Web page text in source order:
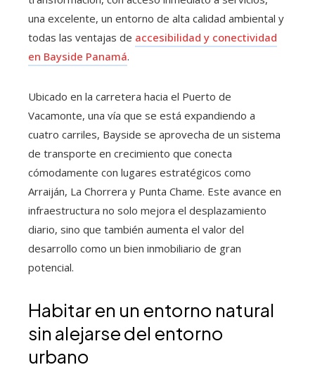
una excelente, un entorno de alta calidad ambiental y
todas las ventajas de accesibilidad y conectividad
en Bayside Panamá.
Ubicado en la carretera hacia el Puerto de
Vacamonte, una vía que se está expandiendo a
cuatro carriles, Bayside se aprovecha de un sistema
de transporte en crecimiento que conecta
cómodamente con lugares estratégicos como
Arraiján, La Chorrera y Punta Chame. Este avance en
infraestructura no solo mejora el desplazamiento
diario, sino que también aumenta el valor del
desarrollo como un bien inmobiliario de gran
potencial.
Habitar en un entorno natural
sin alejarse del entorno
urbano